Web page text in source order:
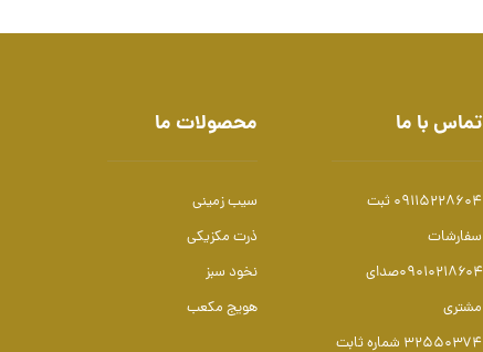
تماس با ما
09115228604 ثبت
سفارشات
۰۹۰۱۰۲۱۸۶۰۴صدای
مشتری
۳۲۵۵۰۳۷۴ شماره ثابت
محصولات ما
سیب زمینی
ذرت مکزیکی
نخود سبز
هویج مکعب